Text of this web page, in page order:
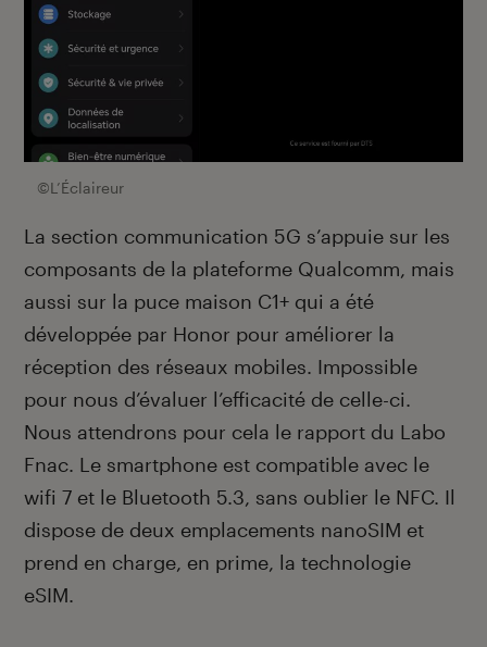
©L’Éclaireur
La section communication 5G s’appuie sur les
composants de la plateforme Qualcomm, mais
aussi sur la puce maison C1+ qui a été
développée par Honor pour améliorer la
réception des réseaux mobiles. Impossible
pour nous d’évaluer l’efficacité de celle-ci.
Nous attendrons pour cela le rapport du Labo
Fnac. Le smartphone est compatible avec le
wifi 7 et le Bluetooth 5.3, sans oublier le NFC. Il
dispose de deux emplacements nanoSIM et
prend en charge, en prime, la technologie
eSIM.